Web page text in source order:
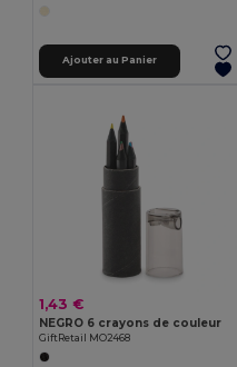
Ajouter au Panier
1,43 €
NEGRO 6 crayons de couleur
GiftRetail MO2468